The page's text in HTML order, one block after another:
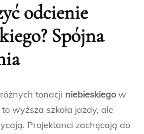
odcienie
Spójna
tonacji niebieskiego w
wyższa szkoła jazdy, ale
Projektanci zachęcają do